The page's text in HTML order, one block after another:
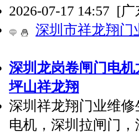
2026-07-17 14:57 [广
深圳市祥龙翔门
深圳龙岗卷闸门电
坪山祥龙翔
深圳祥龙翔门业维
电机，深圳拉闸门